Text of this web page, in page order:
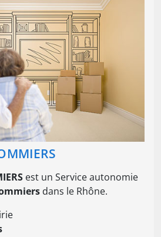
est un Service autonomie
dans le Rhône.